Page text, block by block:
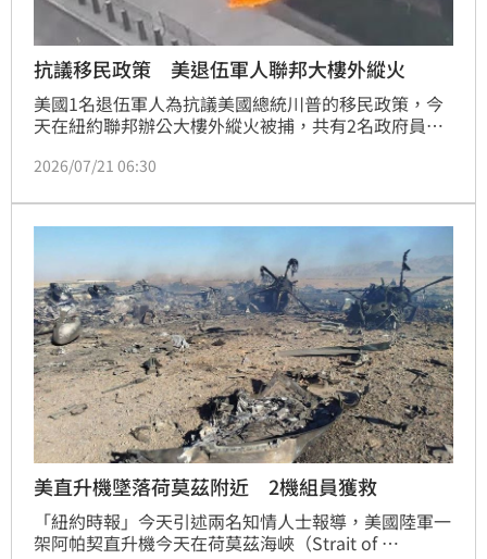
抗議移民政策 美退伍軍人聯邦大樓外縱火
美國1名退伍軍人為抗議美國總統川普的移民政策，今
天在紐約聯邦辦公大樓外縱火被捕，共有2名政府員工
府極端分子」。
2026/07/21 06:30
美直升機墜落荷莫茲附近 2機組員獲救
「紐約時報」今天引述兩名知情人士報導，美國陸軍一
架阿帕契直升機今天在荷莫茲海峽（Strait of